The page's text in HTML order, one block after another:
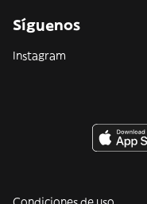
Síguenos
Instagram